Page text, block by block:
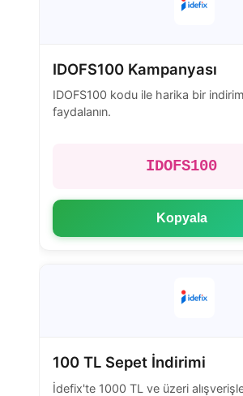
IDOFS100 Kampanyası
IDOFS100 kodu ile harika bir
faydalanın.
IDOFS100
Kopyala
100 TL Sepet İndirimi
İdefix'te 1000 TL ve üzeri